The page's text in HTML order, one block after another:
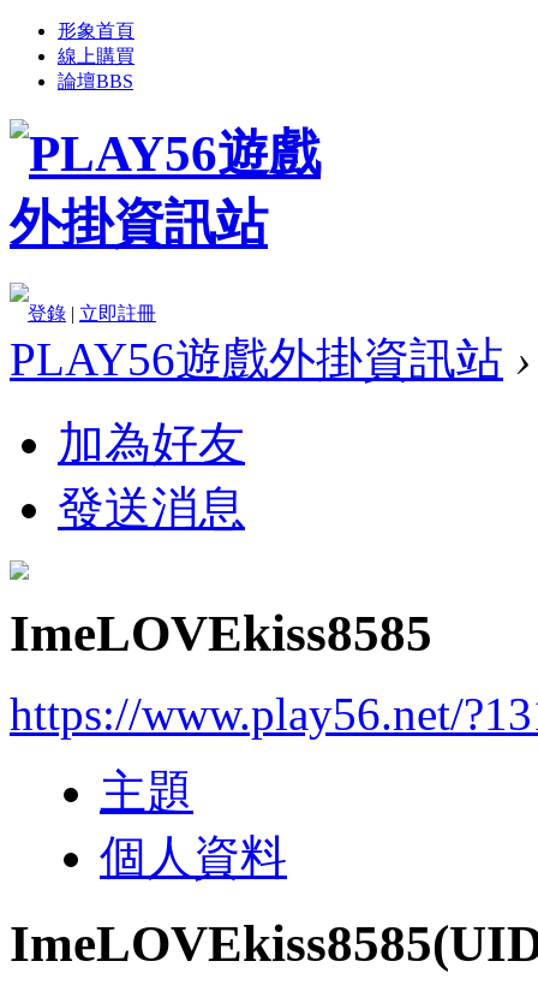
形象首頁
線上購買
論壇BBS
登錄 | 立即註冊
PLAY56遊戲外掛資訊站 ›
加為好友
發送消息
ImeLOVEkiss8585
https://www.play56.net/
主題
個人資料
ImeLOVEkiss8585